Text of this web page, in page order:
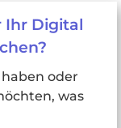
Ihr Digital
oder
was